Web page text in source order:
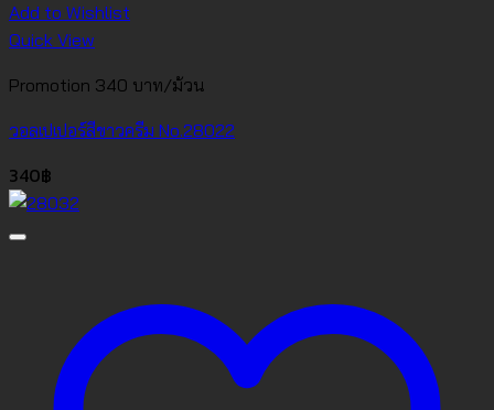
Add to Wishlist
Quick View
Promotion 340 บาท/ม้วน
วอลเปเปอร์สีขาวครีม No.28022
340฿